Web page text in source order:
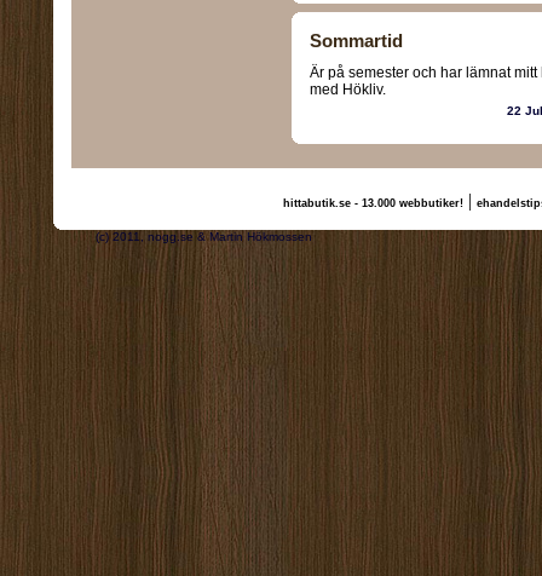
Sommartid
Är på semester och har lämnat
med Hökliv.
22
hittabutik.se - 13.000 webbutiker!|
(c) 2011, nogg.se & Martin Hökmossen